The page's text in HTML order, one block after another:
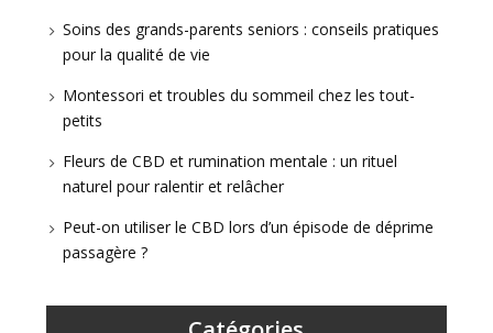
Soins des grands-parents seniors : conseils pratiques
pour la qualité de vie
Montessori et troubles du sommeil chez les tout-
petits
Fleurs de CBD et rumination mentale : un rituel
naturel pour ralentir et relâcher
Peut-on utiliser le CBD lors d’un épisode de déprime
passagère ?